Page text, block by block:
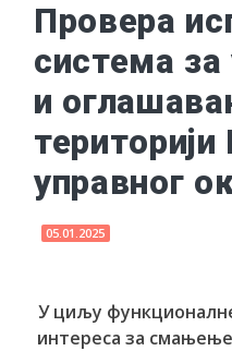
Провера
система
и
управног
05.01.2025
У циљу
интереса за